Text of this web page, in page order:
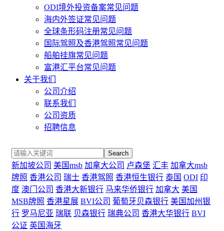
ODI境外投资备案常见问题
海内外签证常见问题
全球条形码注册常见问题
国际驾照及香港驾照常见问题
船舶挂旗常见问题
富港汇平台常见问题
关于我们
公司介绍
联系我们
公司资质
招聘信息
Search
新加坡公司 美国msb 加拿大公司 卢森堡 汇丰 加拿大msb
牌照 香港公司 瑞士 香港驾照 香港恒生银行 泰国 ODI 印
度 澳门公司 香港大新银行 马来华侨银行 加拿大 美国
MSB牌照 香港星展 BVI公司 葡萄牙贝森银行 美国加州银
行 罗马尼亚 瑞联 贝森银行 瑞典公司 香港大华银行 BVI
公证 英国海牙